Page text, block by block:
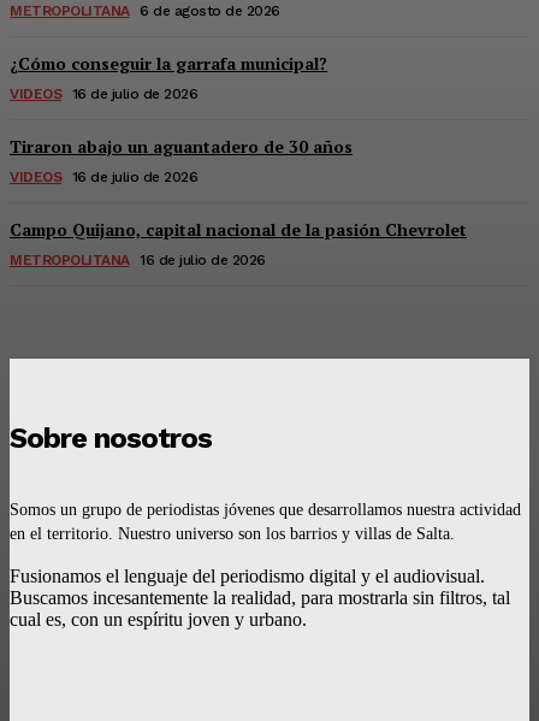
METROPOLITANA 6 de agosto de 2026
¿Cómo conseguir la garrafa municipal?
VIDEOS 16 de julio de 2026
Tiraron abajo un aguantadero de 30 años
VIDEOS 16 de julio de 2026
Campo Quijano, capital nacional de la pasión Chevrolet
METROPOLITANA 16 de julio de 2026
Sobre nosotros
Somos un grupo de periodistas jóvenes que desarrollamos nuestra actividad
en el territorio. Nuestro universo son los barrios y villas de Salta.
Fusionamos el lenguaje del periodismo digital y el audiovisual.
Buscamos incesantemente la realidad, para mostrarla sin filtros, tal
cual es, con un espíritu joven y urbano.